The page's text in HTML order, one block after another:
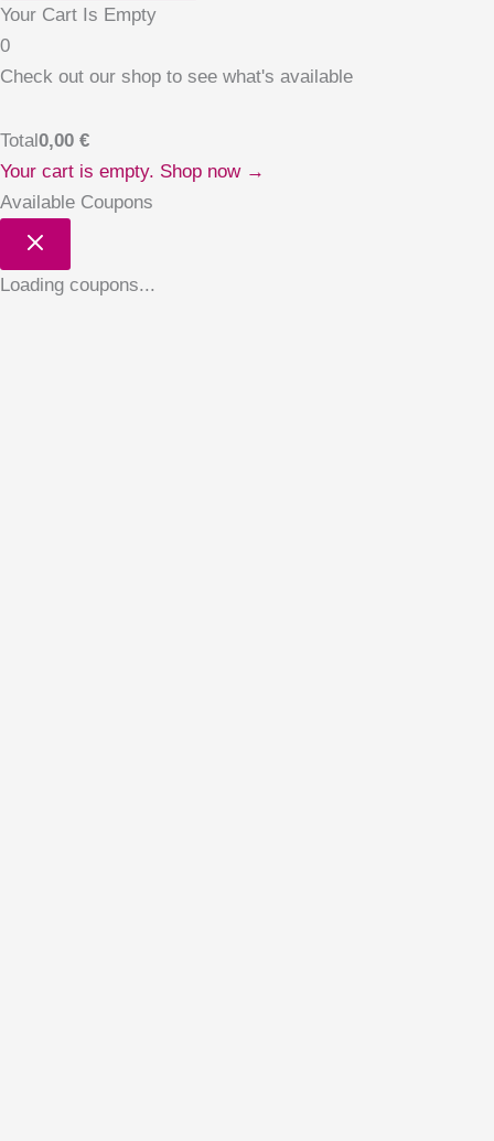
Your Cart Is Empty
0
Check out our shop to see what's available
Total0,00 €
Your cart is empty. Shop now →
Available Coupons
Loading coupons...